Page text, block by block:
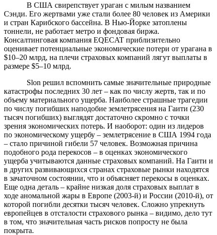
В США свирепствует ураган с милым названием
Сэнди. Его жертвами уже стали более 80 человек из Америки
и стран Карибского бассейна. В Нью-Йорке затоплены
тоннели, не работает метро и фондовая биржа.
Консалтинговая компания EQECAT приблизительно
оценивает потенциальные экономические потери от урагана в
$10–20 млрд, на плечи страховых компаний лягут выплаты в
размере $5–10 млрд.
Slon решил вспомнить самые значительные природные
катастрофы последних 30 лет – как по числу жертв, так и по
объему материального ущерба. Наиболее страшные трагедии
по числу погибших наподобие землетрясения на Гаити (230
тысяч погибших) выглядят достаточно скромно с точки
зрения экономических потерь. И наоборот: один из лидеров
по экономическому ущербу – землетрясение в США 1994 года
– стало причиной гибели 57 человек. Возможная причина
подобного рода перекосов – в оценках экономического
ущерба учитываются данные страховых компаний. На Гаити и
в других развивающихся странах страховые рынки находятся
в зачаточном состоянии, что и объясняет перекосы в оценках.
Еще одна деталь – крайне низкая доля страховых выплат в
ходе аномальной жары в Европе (2003-й) и России (2010-й), от
которой погибли десятки тысяч человек. Сложно упрекнуть
европейцев в отсталости страхового рынка – видимо, дело тут
в том, что значительная часть рисков попросту не была
покрыта.